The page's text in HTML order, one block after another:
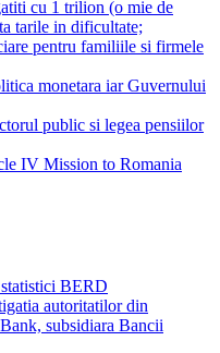
cu 1 trilion (o mie de
tarile in dificultate;
pentru familiile si firmele
monetara iar Guvernului
public si legea pensiilor
IV Mission to Romania
BERD
autoritatilor din
subsidiara Bancii